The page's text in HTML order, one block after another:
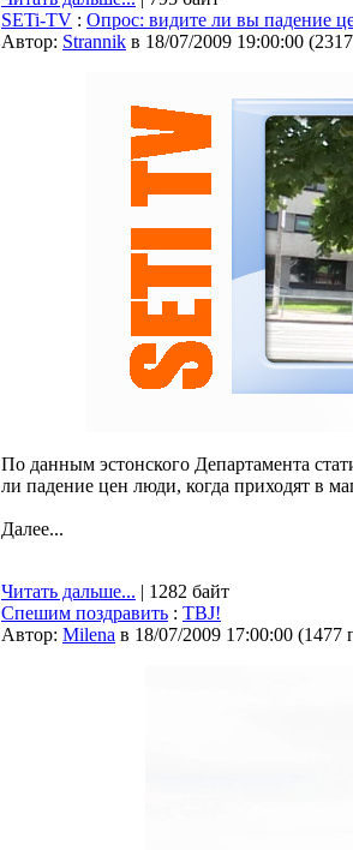
SETi-TV : Опрос: видите ли вы падение
Автор: Strannik в 18/07/2009 19:00:00 (
По данным эстонского Департамента
ли падение цен люди, когда приходят в
Далее...
Читать дальше... | 1282 байт
Спешим поздравить : TBJ!
Автор: Milena в 18/07/2009 17:00:00 (1477